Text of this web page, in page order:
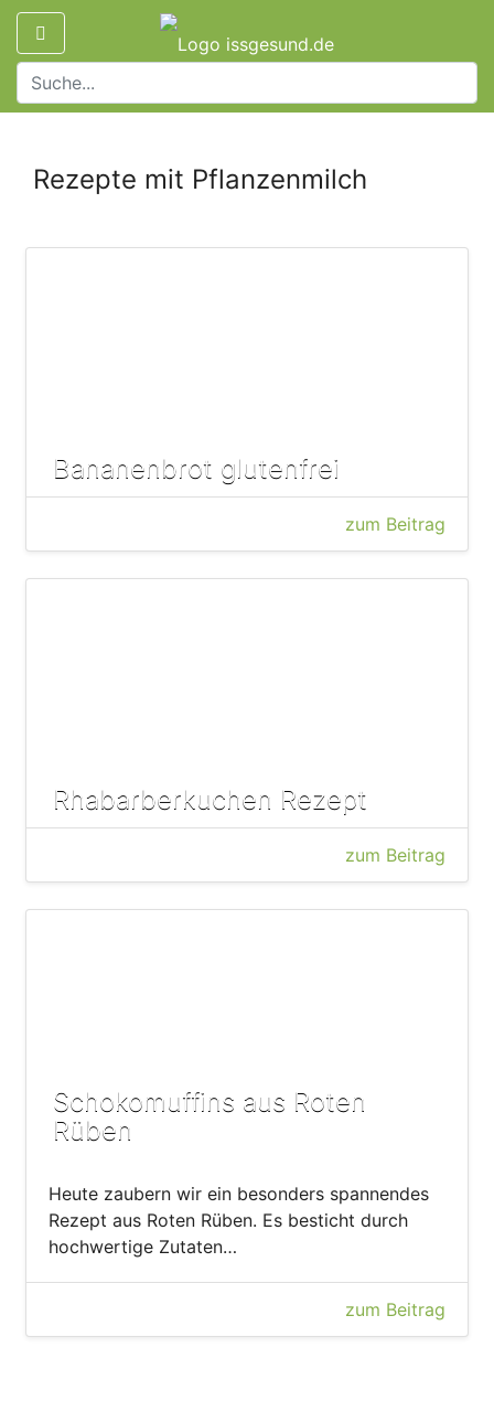
Rezepte mit Pflanzenmilch
Bananenbrot glutenfrei
zum Beitrag
Rhabarberkuchen Rezept
zum Beitrag
Schokomuffins aus Roten
Rüben
Heute zaubern wir ein besonders spannendes
Rezept aus Roten Rüben. Es besticht durch
hochwertige Zutaten…
zum Beitrag